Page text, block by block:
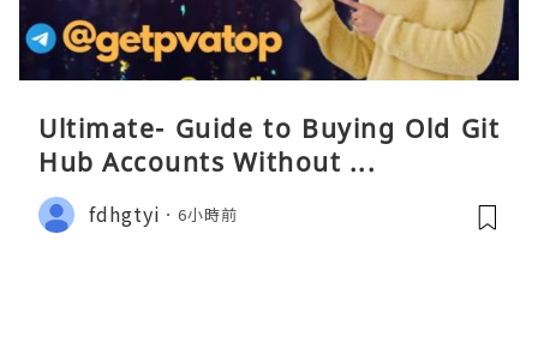
Ultimate- Guide to Buying Old Git
Hub Accounts Without ...
fdhgtyi 6小時前